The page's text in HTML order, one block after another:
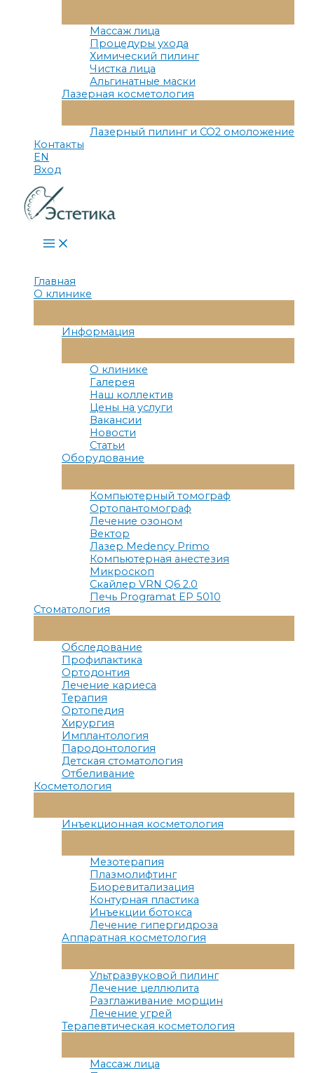
Меню
Массаж лица
Процедуры ухода
Химический пилинг
Чистка лица
Альгинатные маски
Лазерная косметология
Меню
Лазерный пилинг и СО2 омоложение
Контакты
EN
Вход
Main
Menu
Главная
О клинике
Меню
Информация
Меню
О клинике
Галерея
Наш коллектив
Цены на услуги
Вакансии
Новости
Статьи
Оборудование
Меню
Компьютерный томограф
Ортопантомограф
Лечение озоном
Вектор
Лазер Medency Primo
Компьютерная анестезия
Микроскоп
Скайлер VRN Q6 2.0
Печь Programat EP 5010
Стоматология
Меню
Обследование
Профилактика
Ортодонтия
Лечение кариеса
Терапия
Ортопедия
Хирургия
Имплантология
Пародонтология
Детская стоматология
Отбеливание
Косметология
Меню
Инъекционная косметология
Меню
Мезотерапия
Плазмолифтинг
Биоревитализация
Контурная пластика
Инъекции ботокса
Лечение гипергидроза
Аппаратная косметология
Меню
Ультразвуковой пилинг
Лечение целлюлита
Разглаживание морщин
Лечение угрей
Терапевтическая косметология
Меню
Массаж лица